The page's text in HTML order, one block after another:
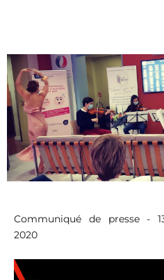
Communiqué de presse -
2020